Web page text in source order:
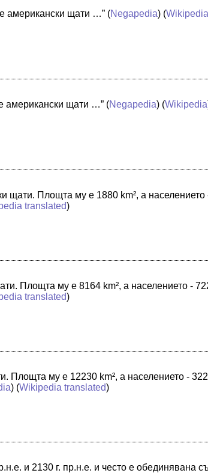
американски щати …” (Negapedia) (
американски щати …” (Negapedia) (Wikipedia
щати. Площта му е 1880 km², а
translated)
Площта му е 8164 km², а населението -
translated)
Площта му е 12230 km², а населението -
) (Wikipedia translated)
и 2130 г. пр.н.е. и често е обединявана